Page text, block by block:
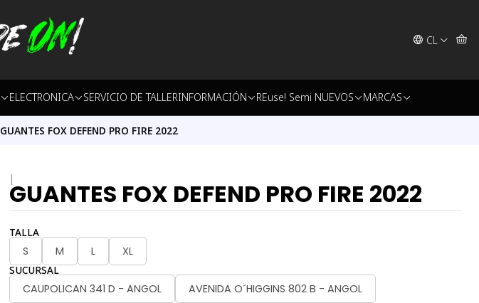
CL
ELECTRONICA SERVICIO DE TALLERINFORMACIÓN REuse! Semi NUEVOS MARCAS
GUANTES FOX DEFEND PRO FIRE 2022
|
GUANTES FOX DEFEND PRO FIRE 2022
TALLA
S M L XL
SUCURSAL
CAUPOLICAN 341 D - ANGOL AVENIDA O´HIGGINS 802 B - ANGOL